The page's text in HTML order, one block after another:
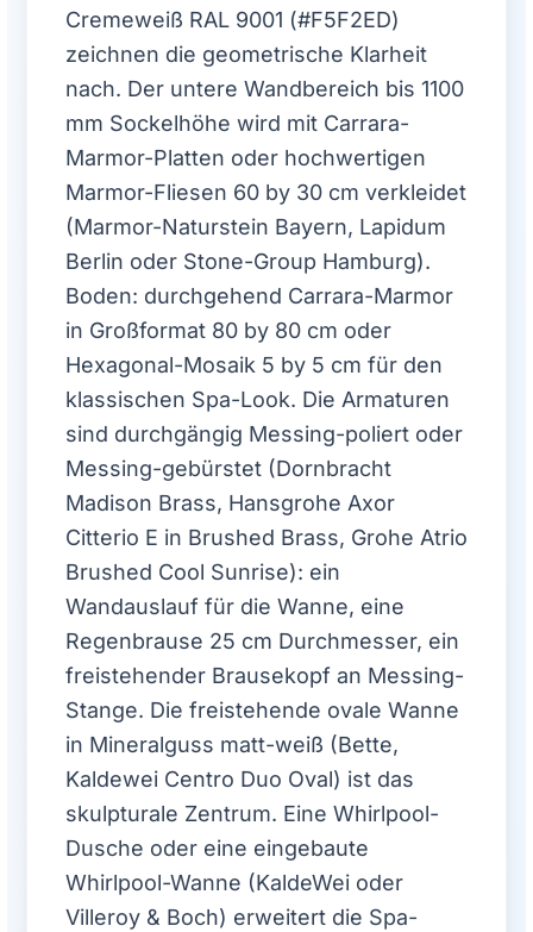
Cremeweiß RAL 9001 (#F5F2ED)
zeichnen die geometrische Klarheit
nach. Der untere Wandbereich bis 1100
mm Sockelhöhe wird mit Carrara-
Marmor-Platten oder hochwertigen
Marmor-Fliesen 60 by 30 cm verkleidet
(Marmor-Naturstein Bayern, Lapidum
Berlin oder Stone-Group Hamburg).
Boden: durchgehend Carrara-Marmor
in Großformat 80 by 80 cm oder
Hexagonal-Mosaik 5 by 5 cm für den
klassischen Spa-Look. Die Armaturen
sind durchgängig Messing-poliert oder
Messing-gebürstet (Dornbracht
Madison Brass, Hansgrohe Axor
Citterio E in Brushed Brass, Grohe Atrio
Brushed Cool Sunrise): ein
Wandauslauf für die Wanne, eine
Regenbrause 25 cm Durchmesser, ein
freistehender Brausekopf an Messing-
Stange. Die freistehende ovale Wanne
in Mineralguss matt-weiß (Bette,
Kaldewei Centro Duo Oval) ist das
skulpturale Zentrum. Eine Whirlpool-
Dusche oder eine eingebaute
Whirlpool-Wanne (KaldeWei oder
Villeroy & Boch) erweitert die Spa-